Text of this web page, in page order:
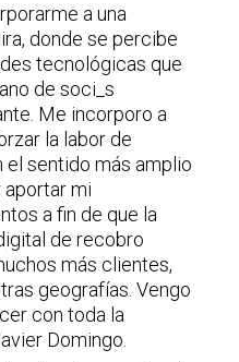
a una
donde se percibe
tecnológicas que
de soci_s
Me incorporo a
la labor de
sentido más amplio
mi
a fin de que la
de recobro
más clientes,
geografías. Vengo
con toda la
Domingo.